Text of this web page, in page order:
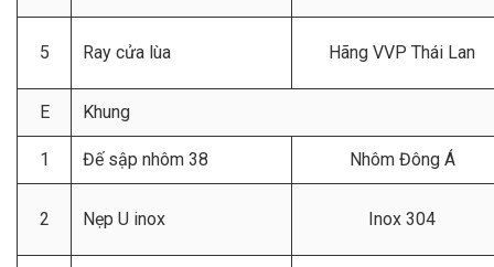
5 Ray cửa lùa Hãng VVP Thái Lan
E Khung
1 Đế sập nhôm 38 Nhôm Đông Á
2 Nẹp U inox Inox 304